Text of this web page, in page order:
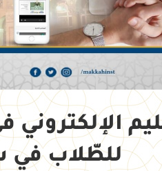
الإلكتروني
للطّلاب في